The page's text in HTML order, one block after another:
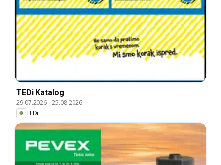
TEDi Katalog
29.07.2026-25.08.2026
TEDi